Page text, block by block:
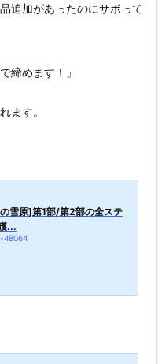
追加があったのにサボって
締めます！」
ます。
雪原]第1部/第2部の全ステ
...
48064